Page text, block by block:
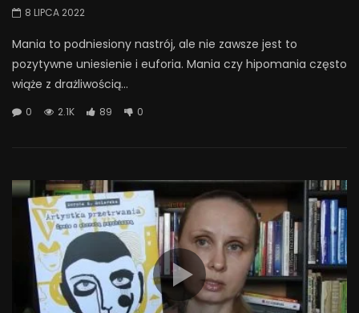
8 LIPCA 2022
Mania to podniesiony nastrój, ale nie zawsze jest to
pozytywne uniesienie i euforia. Mania czy hipomania często
wiąże z drażliwością...
0 2.1K 89 0